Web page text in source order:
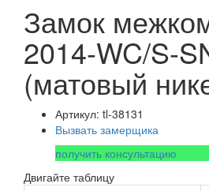
Замок
2014-WC/S-
(матовый
Артикул: tl-38131
Вызвать замерщика
получить консультацию
Двигайте таблицу